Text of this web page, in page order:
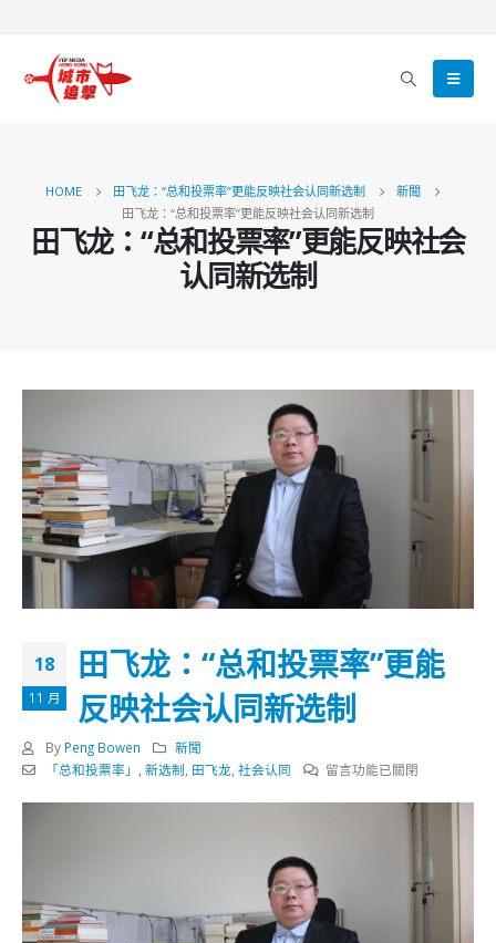
HOME 田飞龙：“总和投票率”更能反映社会认同新选制
新聞
田飞龙：“总和投票率”更能反映社会认同新选制
田飞龙：“总和投票率”更能反映社会
认同新选制
18
11 月
田飞龙：“总和投票率”更能
反映社会认同新选制
By Peng Bowen
新聞
「总和投票率」 , 新选制, 田飞龙, 社会认同
在
投
票
留言功能已關閉